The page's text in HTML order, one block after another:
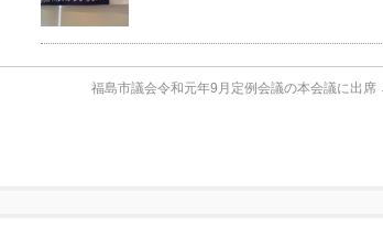
福島市議会令和元年9月定例会議の本会議に出席